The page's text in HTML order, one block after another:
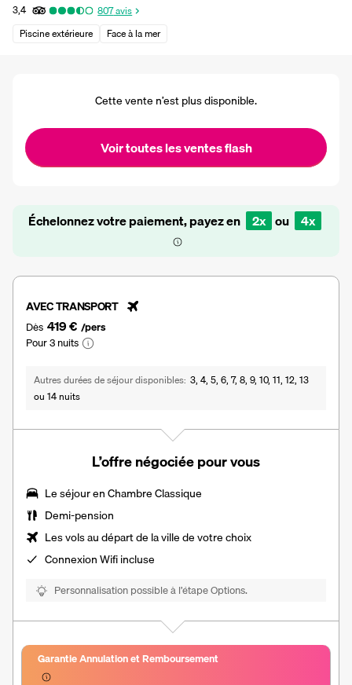
3,4 807avis
Piscine extérieure
Face à la mer
Cette vente n’est plus disponible.
Voir toutes les ventes flash
Échelonnez votre paiement, payez en 2x ou 4x
AVEC TRANSPORT
Dès 419 € /pers
Pour 3 nuits
Autres durées de séjour disponibles 3, 4, 5, 6, 7, 8, 9, 10, 11, 12, 13
ou 14 nuits
L’offre négociée pour vous
Le séjour enChambre Classique
Demi-pension
Les vols au départ de la ville de votre choix
Connexion Wifi incluse
Personnalisation possible à l’étape Options.
Garantie Annulation et Remboursement